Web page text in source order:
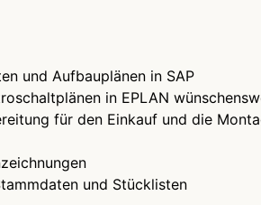
und Aufbauplänen in SAP
in EPLAN
für den Einkauf und die
und Stücklisten